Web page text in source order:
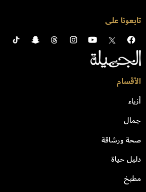
تابعونا على
الأقسام
أزياء
جمال
صحة ورشاقة
دليل حياة
مطبخ